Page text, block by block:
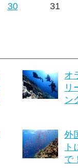
30 31
オ
リ
ン
外
ト
で